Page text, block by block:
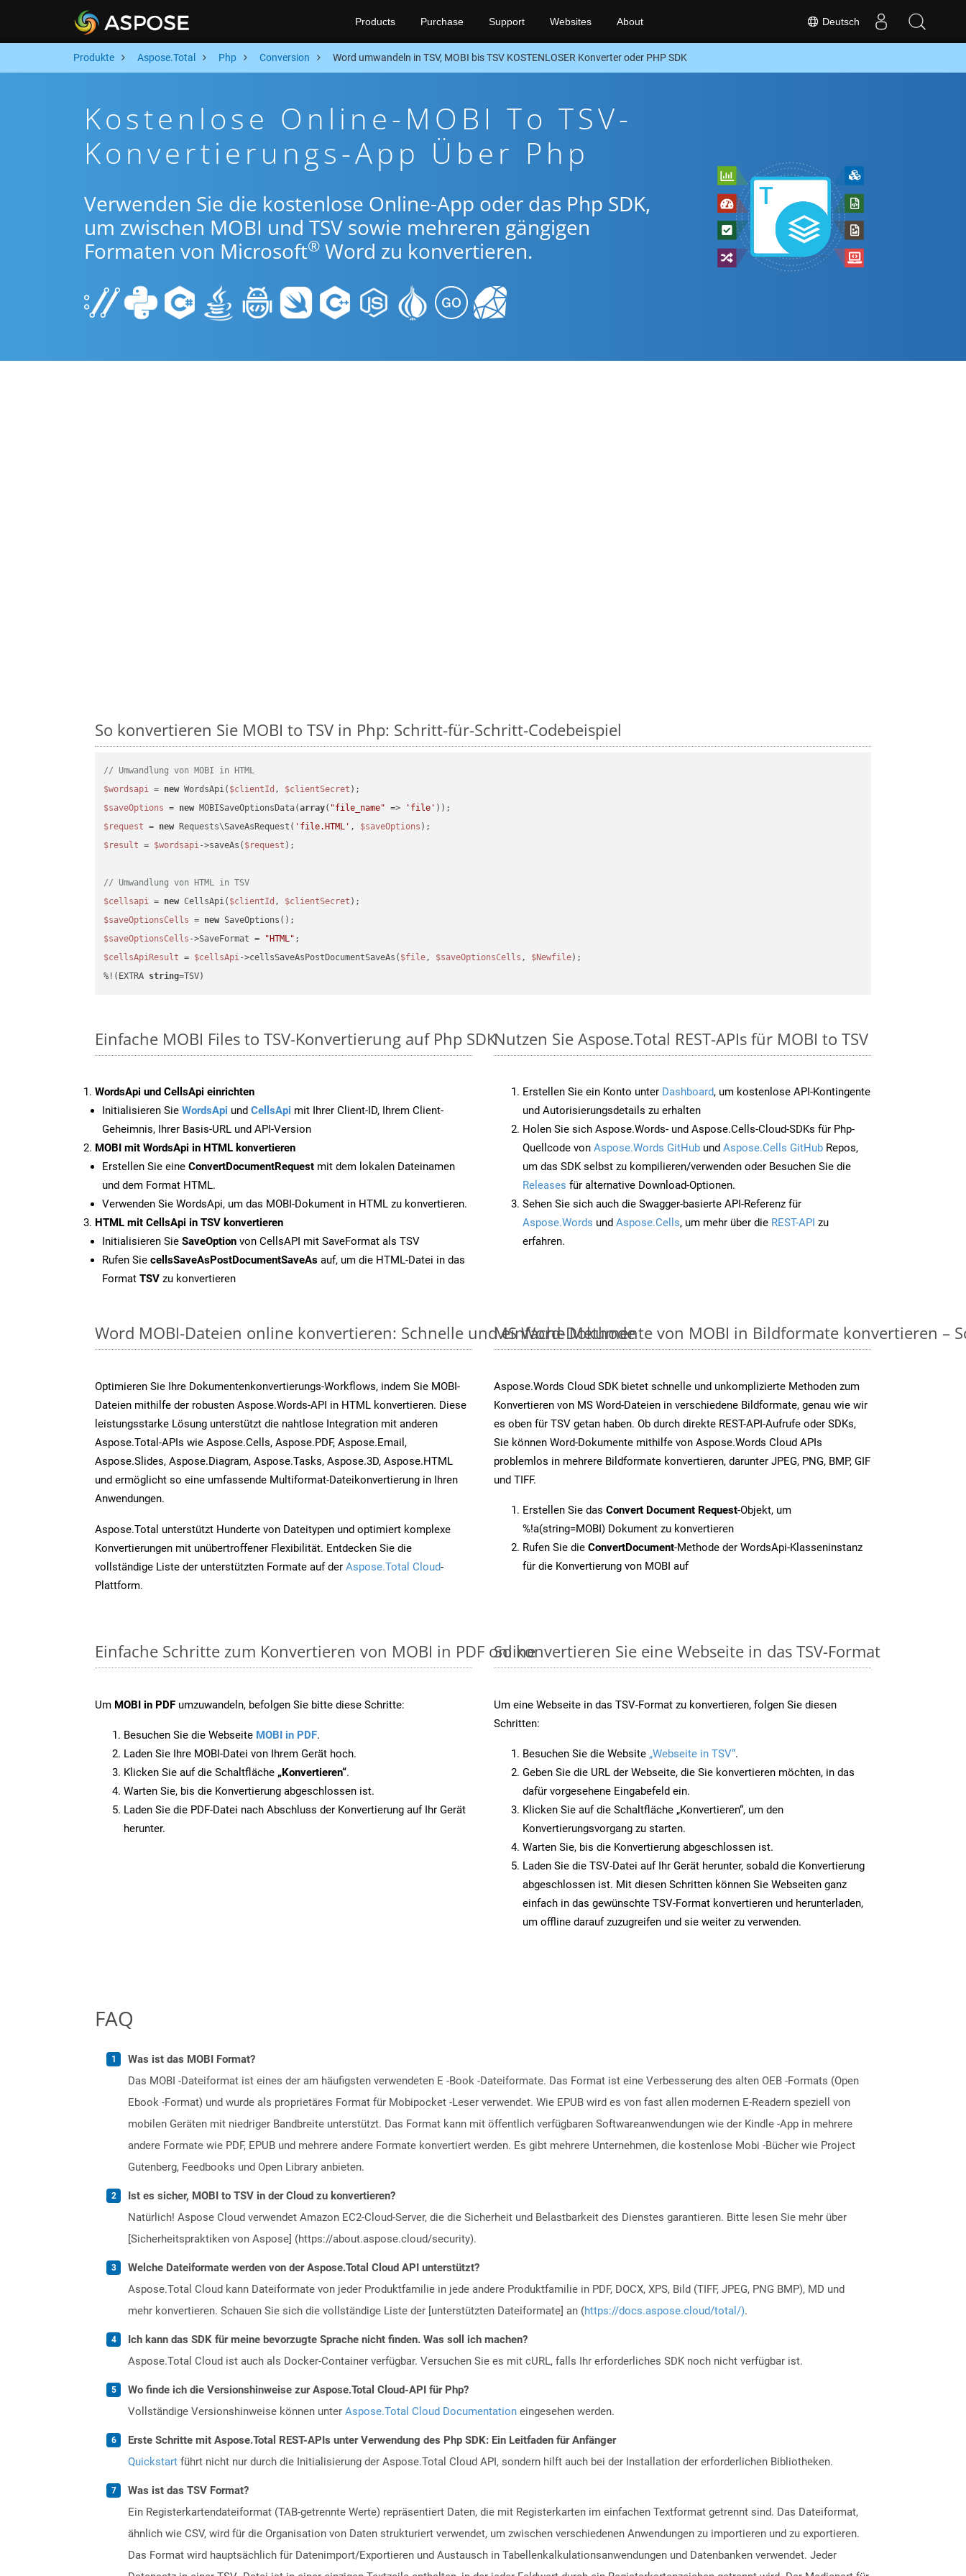
Deutsch
Products Purchase Support Websites About
Produkte Aspose.Total Php Conversion Word umwandeln in TSV, MOBI bis TSV KOSTENLOSER Konverter oder PHP SDK
Kostenlose Online-MOBI To TSV-
Konvertierungs-App Über Php
Verwenden Sie die kostenlose Online-App oder das Php SDK,
um zwischen MOBI und TSV sowie mehreren gängigen
Formaten von Microsoft® Word zu konvertieren.
So konvertieren Sie MOBI to TSV in Php: Schritt-für-Schritt-Codebeispiel
// Umwandlung von MOBI in HTML
$wordsapi = new WordsApi( $clientId , $clientSecret
$saveOptions = new MOBISaveOptionsData(array( "file_name" => 'file'
$request = new Requests\SaveAsRequest( 'file.HTML' , $saveOptions
$result = $wordsapi->saveAs( $request );
// Umwandlung von HTML in TSV
$cellsapi = new CellsApi( $clientId , $clientSecret
$saveOptionsCells = new
$saveOptionsCells ->SaveFormat = "HTML"
$cellsApiResult = $cellsApi->cellsSaveAsPostDocumentSaveAs( $file, $saveOptionsCells , $Newfile);
%!(EXTRA string=TSV)
Einfache MOBI Files to TSV-Konvertierung auf Php SDK
WordsApi und CellsApi einrichten
Initialisieren Sie WordsApi und CellsApi mit Ihrer Client-ID, Ihrem Client-
Geheimnis, Ihrer Basis-URL und API-Version
MOBI mit WordsApi in HTML konvertieren
Erstellen Sie eine ConvertDocumentRequest mit dem lokalen Dateinamen
und dem Format HTML.
Verwenden Sie WordsApi, um das MOBI-Dokument in HTML zu konvertieren.
HTML mit CellsApi in TSV konvertieren
Initialisieren Sie SaveOption von CellsAPI mit SaveFormat als TSV
Rufen Sie cellsSaveAsPostDocumentSaveAs auf, um die HTML-Datei in das
Format TSV zu konvertieren
Nutzen Sie Aspose.Total REST-APIs für MOBI to TSV
Erstellen Sie ein Konto unter Dashboard, um kostenlose API-Kontingente
und Autorisierungsdetails zu erhalten
Holen Sie sich Aspose.Words- und Aspose.Cells-Cloud-SDKs für Php-
Quellcode von Aspose.Words GitHub und Aspose.Cells GitHub Repos,
um das SDK selbst zu kompilieren/verwenden oder Besuchen Sie die
Releases für alternative Download-Optionen.
Sehen Sie sich auch die Swagger-basierte API-Referenz für
Aspose.Words und Aspose.Cells, um mehr über die REST-API zu
erfahren.
Word MOBI-Dateien online konvertieren: Schnelle und einfache Methode
Optimieren Sie Ihre Dokumentenkonvertierungs-Workflows, indem Sie MOBI-
Dateien mithilfe der robusten Aspose.Words-API in HTML konvertieren. Diese
leistungsstarke Lösung unterstützt die nahtlose Integration mit anderen
Aspose.Total-APIs wie Aspose.Cells, Aspose.PDF, Aspose.Email,
Aspose.Slides, Aspose.Diagram, Aspose.Tasks, Aspose.3D, Aspose.HTML
und ermöglicht so eine umfassende Multiformat-Dateikonvertierung in Ihren
Anwendungen.
Aspose.Total unterstützt Hunderte von Dateitypen und optimiert komplexe
Konvertierungen mit unübertroffener Flexibilität. Entdecken Sie die
vollständige Liste der unterstützten Formate auf der Aspose.Total Cloud-
Plattform.
MS Word-Dokumente von MOBI in Bildformate konvertieren –
Aspose.Words Cloud SDK bietet schnelle und unkomplizierte Methoden zum
Konvertieren von MS Word-Dateien in verschiedene Bildformate, genau wie wir
es oben für TSV getan haben. Ob durch direkte REST-API-Aufrufe oder SDKs,
Sie können Word-Dokumente mithilfe von Aspose.Words Cloud APIs
problemlos in mehrere Bildformate konvertieren, darunter JPEG, PNG, BMP, GIF
und TIFF.
Erstellen Sie das Convert Document Request-Objekt, um
%!a(string=MOBI) Dokument zu konvertieren
Rufen Sie die ConvertDocument-Methode der WordsApi-Klasseninstanz
für die Konvertierung von MOBI auf
Einfache Schritte zum Konvertieren von MOBI in PDF online
Um MOBI in PDF umzuwandeln, befolgen Sie bitte diese Schritte:
Besuchen Sie die Webseite MOBI in PDF.
Laden Sie Ihre MOBI-Datei von Ihrem Gerät hoch.
Klicken Sie auf die Schaltfläche „Konvertieren“.
Warten Sie, bis die Konvertierung abgeschlossen ist.
Laden Sie die PDF-Datei nach Abschluss der Konvertierung auf Ihr Gerät
herunter.
So konvertieren Sie eine Webseite in das TSV-Format
Um eine Webseite in das TSV-Format zu konvertieren, folgen Sie diesen
Schritten:
Besuchen Sie die Website „Webseite in TSV“.
Geben Sie die URL der Webseite, die Sie konvertieren möchten, in das
dafür vorgesehene Eingabefeld ein.
Klicken Sie auf die Schaltfläche „Konvertieren“, um den
Konvertierungsvorgang zu starten.
Warten Sie, bis die Konvertierung abgeschlossen ist.
Laden Sie die TSV-Datei auf Ihr Gerät herunter, sobald die Konvertierung
abgeschlossen ist. Mit diesen Schritten können Sie Webseiten ganz
einfach in das gewünschte TSV-Format konvertieren und herunterladen,
um offline darauf zuzugreifen und sie weiter zu verwenden.
FAQ
Was ist das MOBI Format?
Das MOBI -Dateiformat ist eines der am häufigsten verwendeten E -Book -Dateiformate. Das Format ist eine Verbesserung des alten OEB -Formats (Open
Ebook -Format) und wurde als proprietäres Format für Mobipocket -Leser verwendet. Wie EPUB wird es von fast allen modernen E-Readern speziell von
mobilen Geräten mit niedriger Bandbreite unterstützt. Das Format kann mit öffentlich verfügbaren Softwareanwendungen wie der Kindle -App in mehrere
andere Formate wie PDF, EPUB und mehrere andere Formate konvertiert werden. Es gibt mehrere Unternehmen, die kostenlose Mobi -Bücher wie Project
Gutenberg, Feedbooks und Open Library anbieten.
Ist es sicher, MOBI to TSV in der Cloud zu konvertieren?
Natürlich! Aspose Cloud verwendet Amazon EC2-Cloud-Server, die die Sicherheit und Belastbarkeit des Dienstes garantieren. Bitte lesen Sie mehr über
[Sicherheitspraktiken von Aspose] (https://about.aspose.cloud/security).
Welche Dateiformate werden von der Aspose.Total Cloud API unterstützt?
Aspose.Total Cloud kann Dateiformate von jeder Produktfamilie in jede andere Produktfamilie in PDF, DOCX, XPS, Bild (TIFF, JPEG, PNG BMP), MD und
mehr konvertieren. Schauen Sie sich die vollständige Liste der [unterstützten Dateiformate] an (https://docs.aspose.cloud/total/).
Ich kann das SDK für meine bevorzugte Sprache nicht finden. Was soll ich machen?
Aspose.Total Cloud ist auch als Docker-Container verfügbar. Versuchen Sie es mit cURL, falls Ihr erforderliches SDK noch nicht verfügbar ist.
Wo finde ich die Versionshinweise zur Aspose.Total Cloud-API für Php?
Vollständige Versionshinweise können unter Aspose.Total Cloud Documentation eingesehen werden.
Erste Schritte mit Aspose.Total REST-APIs unter Verwendung des Php SDK: Ein Leitfaden für Anfänger
Quickstart führt nicht nur durch die Initialisierung der Aspose.Total Cloud API, sondern hilft auch bei der Installation der erforderlichen Bibliotheken.
Was ist das TSV Format?
Ein Registerkartendateiformat (TAB-getrennte Werte) repräsentiert Daten, die mit Registerkarten im einfachen Textformat getrennt sind. Das Dateiformat,
ähnlich wie CSV, wird für die Organisation von Daten strukturiert verwendet, um zwischen verschiedenen Anwendungen zu importieren und zu exportieren.
Das Format wird hauptsächlich für Datenimport/Exportieren und Austausch in Tabellenkalkulationsanwendungen und Datenbanken verwendet. Jeder